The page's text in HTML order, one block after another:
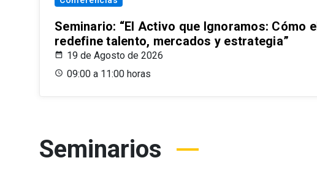
Seminario: “El Activo que Ignoramos: Cómo
redefine talento, mercados y estrategia”
19 de Agosto de 2026
09:00 a 11:00 horas
Seminarios